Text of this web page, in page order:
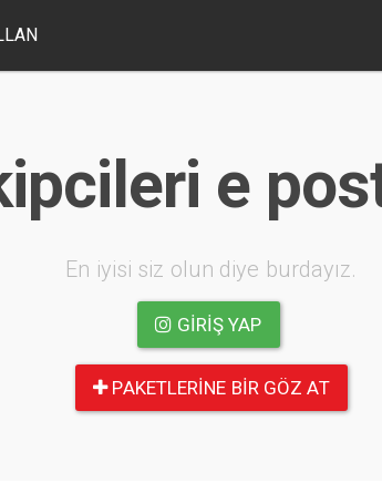
e
En iyisi siz olun diye burdayız.
GIRIŞ YAP
PAKETLERINE BIR GÖZ AT